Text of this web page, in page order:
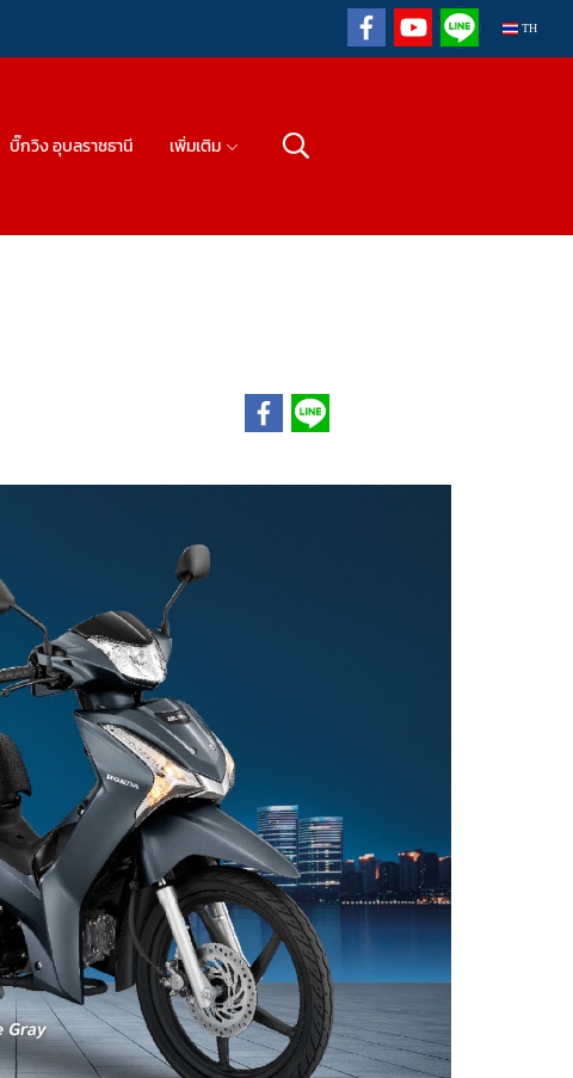
TH
บิ๊กวิง อุบลราชธานี เพิ่มเติม